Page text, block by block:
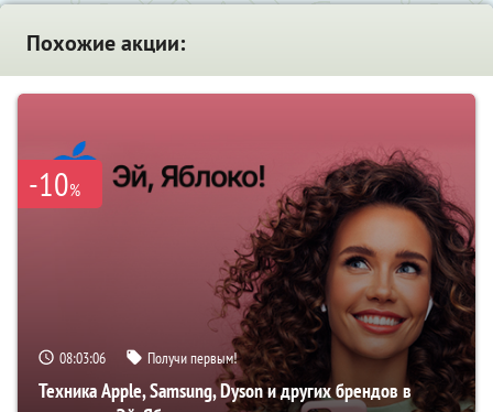
Похожие акции:
-10%
08:03:05 Получи первым!
Техника Apple, Samsung, Dyson и других брендов в